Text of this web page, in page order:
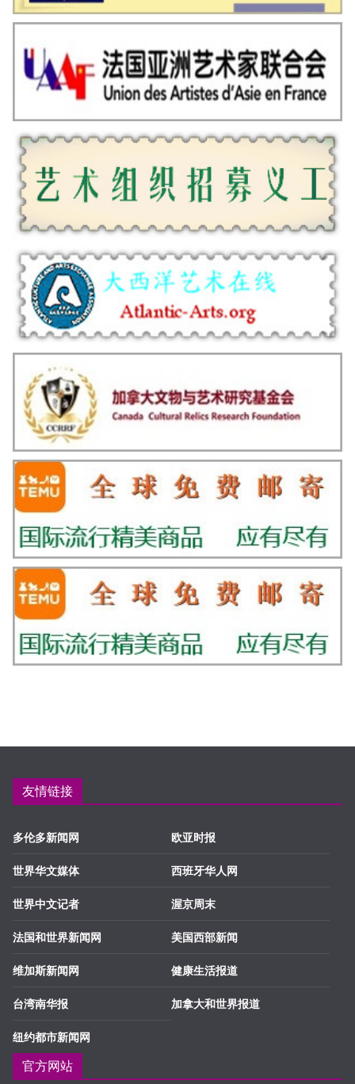
友情链接
多伦多新闻网
世界华文媒体
世界中文记者
法国和世界新闻网
维加斯新闻网
台湾南华报
纽约都市新闻网
欧亚时报
西班牙华人网
渥京周末
美国西部新闻
健康生活报道
加拿大和世界报道
官方网站